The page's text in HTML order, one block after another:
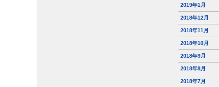
2019年1月
2018年12月
2018年11月
2018年10月
2018年9月
2018年8月
2018年7月